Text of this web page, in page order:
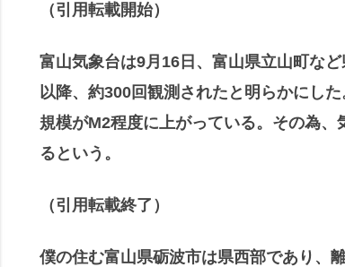
（引用転載開始）
富山気象台は9月16日、富山県立山町な
以降、約300回観測されたと明らかにし
規模がM2程度に上がっている。その為
るという。
（引用転載終了）
僕の住む富山県砺波市は県西部であり、